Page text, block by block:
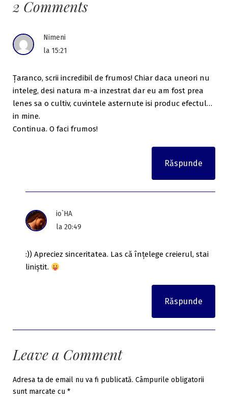
2 Comments
Nimeni
la 15:21
Ţaranco, scrii incredibil de frumos! Chiar daca uneori nu
inteleg, desi natura m-a inzestrat dar eu am fost prea
lenes sa o cultiv, cuvintele asternute isi produc efectul…
in mine.
Continua. O faci frumos!
Răspunde
io`HA
la 20:49
:)) Apreciez sinceritatea. Las că înțelege creierul, stai
liniștit.
Răspunde
Leave a Comment
Adresa ta de email nu va fi publicată. Câmpurile obligatorii
sunt marcate cu *